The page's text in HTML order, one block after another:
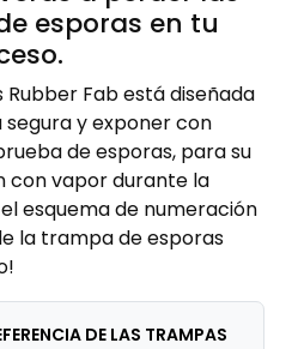
esporas en tu
Fab está diseñada
y exponer con
de esporas, para su
con vapor durante la
esquema de numeración
la trampa de esporas
DE LAS TRAMPAS